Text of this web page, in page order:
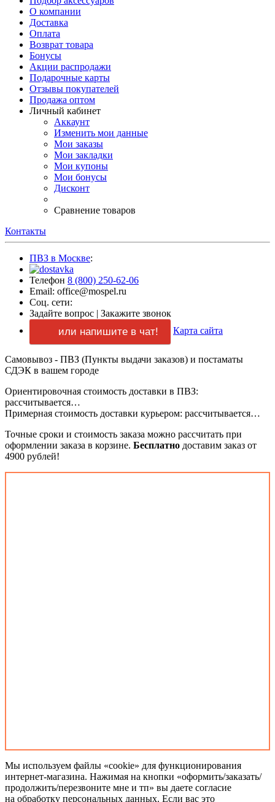
О компании
Доставка
Оплата
Возврат товара
Бонусы
Акции распродажи
Подарочные карты
Отзывы покупателей
Продажа оптом
Личный кабинет
Аккаунт
Изменить мои данные
Мои заказы
Мои закладки
Мои купоны
Мои бонусы
Дисконт
Сравнение товаров
Контакты
ПВЗ в Москве:
Телефон 8 (800) 250-62-06
Email: office@mospel.ru
Соц. сети:
Задайте вопрос | Закажите звонок
или напишите в чат! Карта сайта
Самовывоз - ПВЗ (Пункты выдачи заказов) и постаматы
СДЭК в вашем городе
Ориентировочная стоимость доставки в ПВЗ:
рассчитывается…
Примерная стоимость доставки курьером: рассчитывается…
Точные сроки и стоимость заказа можно рассчитать при
оформлении заказа в корзине. Бесплатно доставим заказ от
4900 рублей!
Мы используем файлы «cookie» для функционирования
интернет-магазина. Нажимая на кнопки «оформить/заказать/
продолжить/перезвоните мне и тп» вы даете согласие
на обработку персональных данных. Если вас это